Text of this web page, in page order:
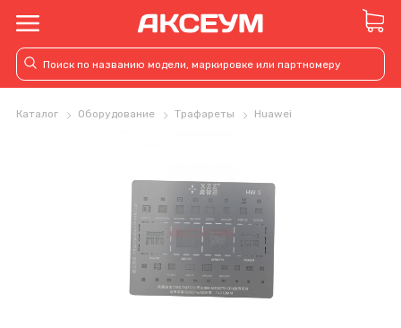
Каталог Оборудование Трафареты Huawei